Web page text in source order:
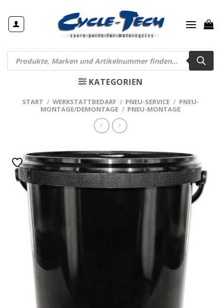
Inhalt
springen
Products
search
KATEGORIEN
START / WERKSTATTBEDARF / PNEU-SERVICE / PNEU-
MONTAGE/DEMONTAGE / PNEU-MONTAGE